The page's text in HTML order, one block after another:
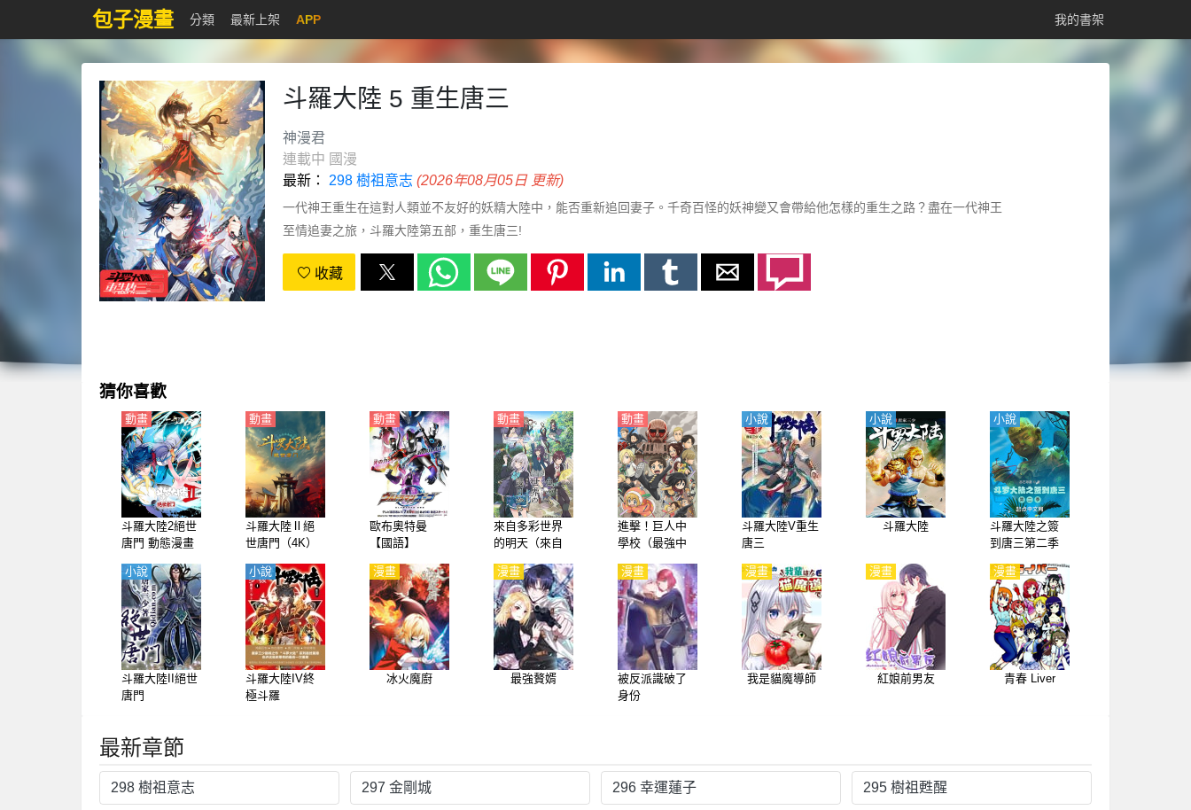
包子漫畫 分類 最新上架 APP 我的書架
斗羅大陸 5 重生唐三
神漫君
連載中 國漫
最新： 298 樹祖意志 (2026年08月05日 更新)
一代神王重生在這對人類並不友好的妖精大陸中，能否重新追回妻子。千奇百怪的妖神變又會帶給他怎樣的重生之路？盡在一代神王
至情追妻之旅，斗羅大陸第五部，重生唐三!
收藏
猜你喜歡
斗羅大陸2絕世
唐門 動態漫畫
動畫
斗羅大陸Ⅱ絕
世唐門（4K）
動畫
歐布奧特曼
【國語】
動畫
來自多彩世界
的明天（來自
天、Iroduku: T
he World in Col
ors）【日語】
動畫
進擊！巨人中
學校（最強中
動畫
斗羅大陸V重生
唐三
小說
斗羅大陸
小說
斗羅大陸之簽
到唐三第二季
小說
斗羅大陸II絕世
唐門
小說
斗羅大陸IV終
極斗羅
小說
冰火魔廚
漫畫
最強贅婿
漫畫
被反派識破了
身份
漫畫
我是貓魔導師
漫畫
紅娘前男友
漫畫
青春 Liver
漫畫
最新章節
298 樹祖意志 297 金剛城 296 幸運蓮子 295 樹祖甦醒